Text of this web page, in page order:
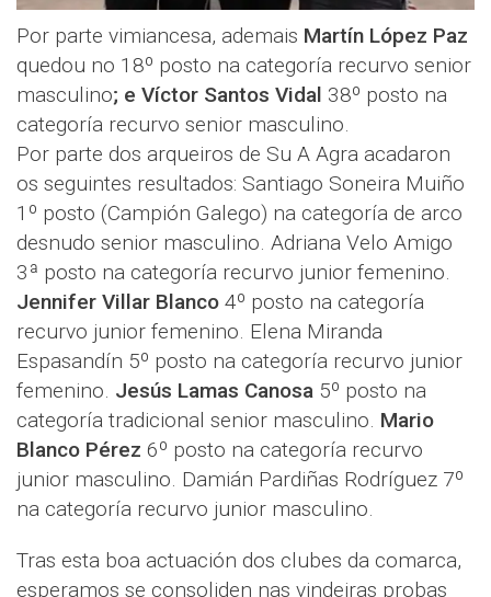
Por parte vimiancesa, ademais Martín López Paz
quedou no 18º posto na categoría recurvo senior
masculino; e Víctor Santos Vidal 38º posto na
categoría recurvo senior masculino.
Por parte dos arqueiros de Su A Agra acadaron
os seguintes resultados: Santiago Soneira Muiño
1º posto (Campión Galego) na categoría de arco
desnudo senior masculino. Adriana Velo Amigo
3ª posto na categoría recurvo junior femenino.
Jennifer Villar Blanco 4º posto na categoría
recurvo junior femenino. Elena Miranda
Espasandín 5º posto na categoría recurvo junior
femenino. Jesús Lamas Canosa 5º posto na
categoría tradicional senior masculino. Mario
Blanco Pérez 6º posto na categoría recurvo
junior masculino. Damián Pardiñas Rodríguez 7º
na categoría recurvo junior masculino.
Tras esta boa actuación dos clubes da comarca,
esperamos se consoliden nas vindeiras probas